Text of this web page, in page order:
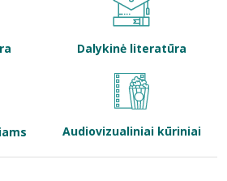
Dalykinė literatūra
Audiovizualiniai kūriniai